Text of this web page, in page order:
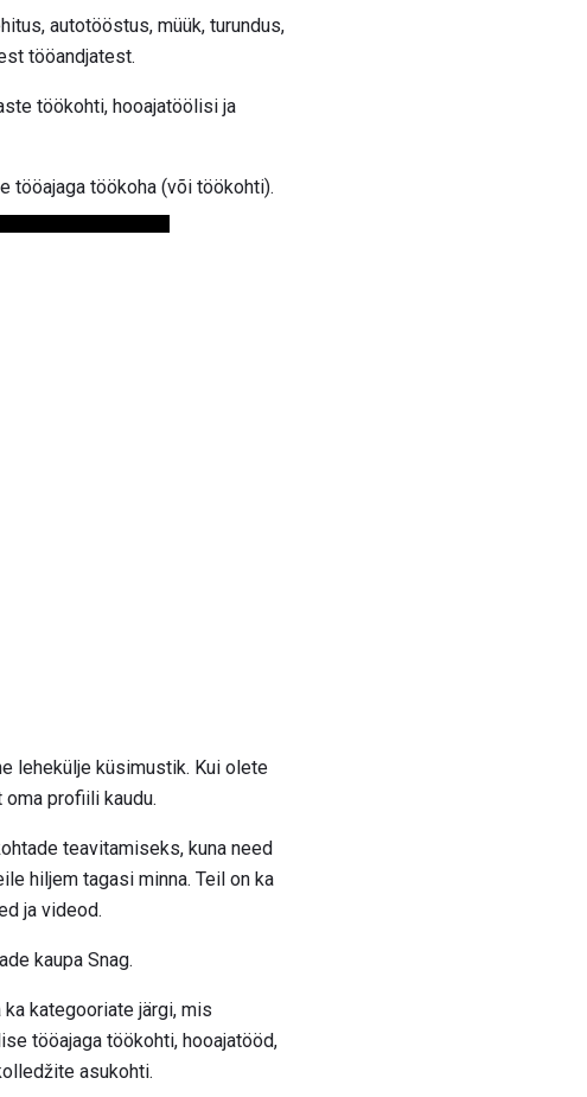
autotööstus, müük, turundus,
tööandjatest.
töökohti, hooajatöölisi ja
tööajaga töökoha (või töökohti).
lehekülje küsimustik. Kui olete
profiili kaudu.
teavitamiseks, kuna need
hiljem tagasi minna. Teil on ka
ja videod.
kaupa Snag.
kategooriate järgi, mis
tööajaga töökohti, hooajatööd,
asukohti.